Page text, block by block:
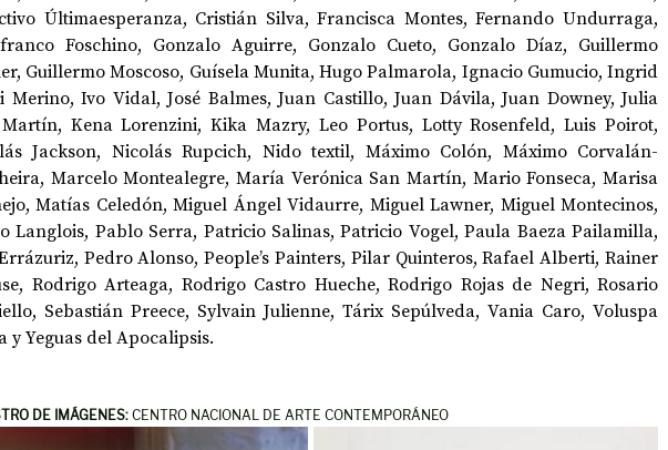
Últimaesperanza, Cristián Silva, Francisca Montes, Fernando Undurraga,
Foschino, Gonzalo Aguirre, Gonzalo Cueto, Gonzalo Díaz, Guillermo
Guillermo Moscoso, Guísela Munita, Hugo Palmarola, Ignacio Gumucio, Ingrid
Merino, Ivo Vidal, José Balmes, Juan Castillo, Juan Dávila, Juan Downey, Julia
Kena Lorenzini, Kika Mazry, Leo Portus, Lotty Rosenfeld, Luis Poirot,
Jackson, Nicolás Rupcich, Nido textil, Máximo Colón, Máximo Corvalán-
Marcelo Montealegre, María Verónica San Martín, Mario Fonseca, Marisa
Matías Celedón, Miguel Ángel Vidaurre, Miguel Lawner, Miguel Montecinos,
Langlois, Pablo Serra, Patricio Salinas, Patricio Vogel, Paula Baeza Pailamilla,
Pedro Alonso, People’s Painters, Pilar Quinteros, Rafael Alberti, Rainer
Rodrigo Arteaga, Rodrigo Castro Hueche, Rodrigo Rojas de Negri, Rosario
Sebastián Preece, Sylvain Julienne, Tárix Sepúlveda, Vania Caro, Voluspa
y Yeguas del Apocalipsis.
DE IMÁGENES: CENTRO NACIONAL DE ARTE CONTEMPORÁNEO